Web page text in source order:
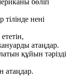
бөліп
нені
атаңдар.
құйын тәрізді
атаңдар.